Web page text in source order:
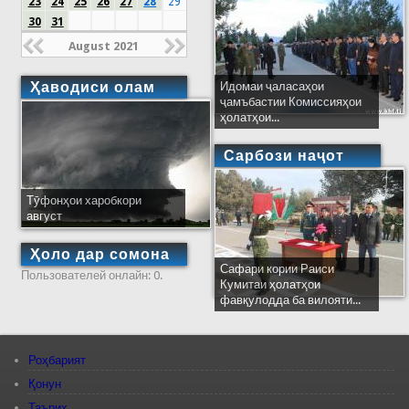
30
31
August 2021
Ҳаводиси олам
Тӯфонҳои харобкори
август
Ҳоло дар сомона
Пользователей онлайн: 0.
Идомаи ҷаласаҳои
ҷамъбастии Комиссияҳои
ҳолатҳои...
Сарбози наҷот
Сафари кории Раиси
Кумитаи ҳолатҳои
фавқулодда ба вилояти...
Роҳбарият
Қонун